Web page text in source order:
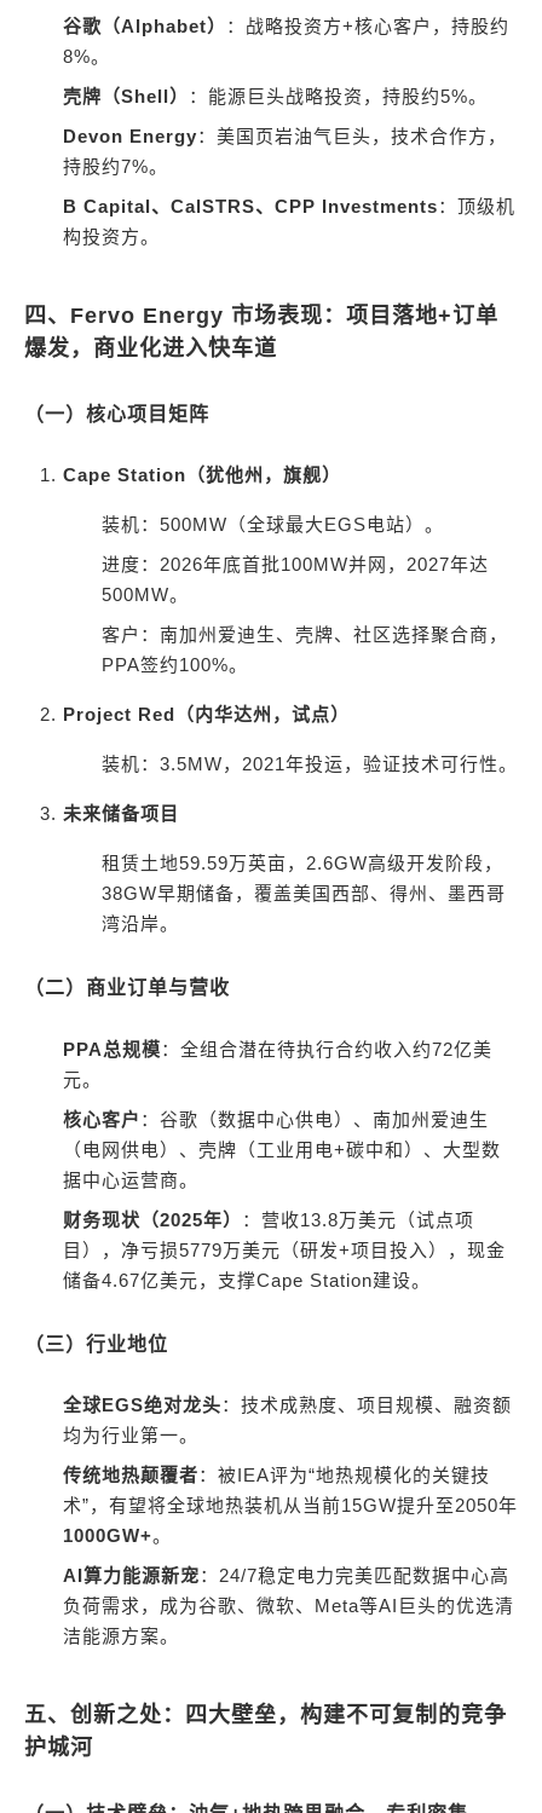
谷歌（Alphabet）
：战略投资方+核心客户，持股约
8%。
壳牌（Shell）
：能源巨头战略投资，持股约5%。
Devon Energy：美国页岩油气巨头，技术合作方，
持股约7%。
B Capital、CalSTRS、CPP Investments：顶级机
构投资方。
四、Fervo Energy 市场表现：项目落地+订单
爆发，商业化进入快车道
（一）核心项目矩阵
Cape Station（犹他州，旗舰）
装机：500MW（全球最大EGS电站）。
进度：2026年底首批100MW并网，2027年达
500MW。
客户：南加州爱迪生、壳牌、社区选择聚合商，
PPA签约100%。
Project Red（内华达州，试点）
装机：3.5MW，2021年投运，验证技术可行性。
未来储备项目
租赁土地59.59万英亩，2.6GW高级开发阶段，
38GW早期储备，覆盖美国西部、得州、墨西哥
湾沿岸。
（二）商业订单与营收
PPA总规模：全组合潜在待执行合约收入约72亿美
元。
核心客户 ：谷歌（数据中心供电）、南加州爱迪生
（电网供电）、壳牌（工业用电+碳中和）、大型数
据中心运营商。
财务现状（2025年）
：营收13.8万美元（试点项
目），净亏损5779万美元（研发+项目投入），现金
储备4.67亿美元，支撑Cape Station建设。
（三）行业地位
全球EGS绝对龙头：技术成熟度、项目规模、融资额
均为行业第一。
传统地热颠覆者：被IEA评为“地热规模化的关键技
术”，有望将全球地热装机从当前15GW提升至2050年
1000GW+。
AI算力能源新宠：24/7稳定电力完美匹配数据中心高
负荷需求，成为谷歌、微软、Meta等AI巨头的优选清
洁能源方案。
五、创新之处：四大壁垒，构建不可复制的竞争
护城河